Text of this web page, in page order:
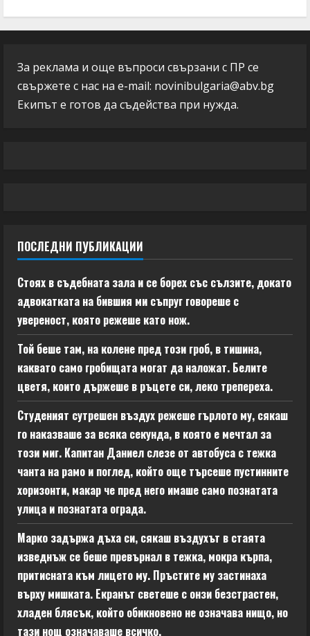
За реклама и още въпроси свързани с ПР се
свържете с нас на e-mail: novinibulgaria@abv.bg
Екипът е готов да съдейства при нужда.
ПОСЛЕДНИ ПУБЛИКАЦИИ
Стоях в съдебната зала и се борех със сълзите, докато
адвокатката на бившия ми съпруг говореше с
увереност, която режеше като нож.
Той беше там, на колене пред този гроб, в тишина,
каквато само гробищата могат да наложат. Белите
цветя, които държеше в ръцете си, леко трепереха.
Студеният сутрешен въздух режеше гърлото му, сякаш
го наказваше за всяка секунда, в която е мечтал за
този миг. Капитан Даниел слезе от автобуса с тежка
чанта на рамо и поглед, който още търсеше пустинните
хоризонти, макар че пред него имаше само познатата
улица и познатата ограда.
Марко задържа дъха си, сякаш въздухът в стаята
изведнъж се беше превърнал в тежка, мокра кърпа,
притисната към лицето му. Пръстите му застинаха
върху мишката. Екранът светеше с онзи безстрастен,
хладен блясък, който обикновено не означава нищо, но
тази нощ означаваше всичко.